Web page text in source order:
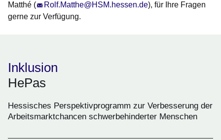
Matthé (
Rolf.Matthe@HSM.hessen.de), für Ihre Fragen
gerne zur Verfügung.
Inklusion
HePas
Hessisches Perspektivprogramm zur Verbesserung der
Arbeitsmarktchancen schwerbehinderter Menschen